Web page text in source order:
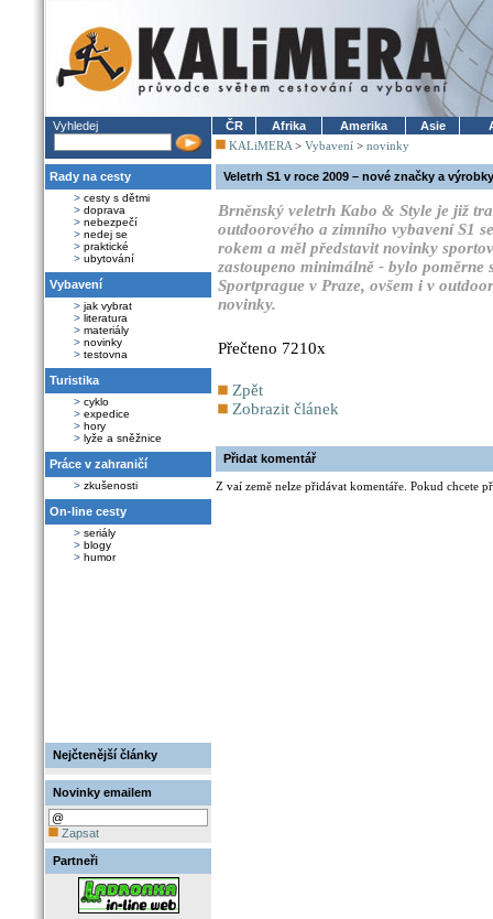
Vyhledej
Rady na cesty
> cesty s dětmi
> doprava
> nebezpečí
> nedej se
> praktické
> ubytování
Vybavení
> jak vybrat
> literatura
> materiály
> novinky
> testovna
Turistika
> cyklo
> expedice
> hory
> lyže a sněžnice
Práce v zahraničí
> zkušenosti
On-line cesty
> seriály
> blogy
> humor
Nejčtenější články
Novinky emailem
Zapsat
Partneři
ČR Afrika Amerika Asie
KALiMERA > Vybavení > novinky
Veletrh S1 v roce 2009 – nové značky a výrobky
Brněnský veletrh Kabo & Style je již
outdoorového a zimního vybavení S1
rokem a měl představit novinky
zastoupeno minimálně - bylo
Sportprague v Praze, ovšem i v
novinky.
Přečteno 7210x
Zpět
Zobrazit článek
Přidat komentář
Z vaí země nelze přidávat komentáře. Pokud chcete